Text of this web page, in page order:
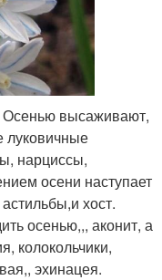
высаживают,
луковичные
нарциссы,
осени наступает
хост.
осенью,,, аконит, а
колокольчики,
эхинацея.